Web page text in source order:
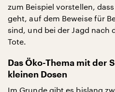
zum Beispiel vorstellen,
geht, auf dem Beweise für
sind, und bei der Jagd nach
Tote.
Das Öko-Thema mit der
kleinen Dosen
Im Grunde gibt es bislang